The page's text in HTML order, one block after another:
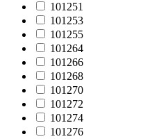
101251
101253
101255
101264
101266
101268
101270
101272
101274
101276